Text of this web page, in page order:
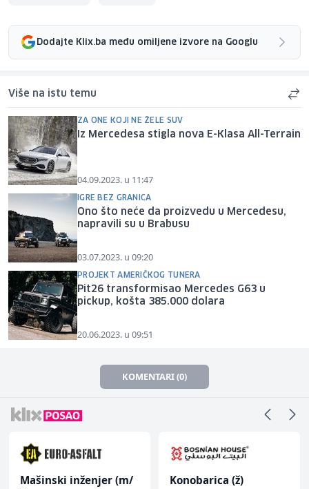
Dodajte Klix.ba među omiljene izvore na Googlu
Više na istu temu
ZA ONE KOJI NE ŽELE SUV
Iz Mercedesa stigla nova E-Klasa All-Terrain
04.09.2023. u 11:47
IGRE BEZ GRANICA
Ono što neće da proizvedu u Mercedesu,
napravili su u Brabusu
03.07.2023. u 09:20
PROJEKT AMERIČKOG TUNERA
Pit26 transformisao Mercedes G63 u
pickup, košta 385.000 dolara
20.06.2023. u 09:51
KOMENTARI (0)
Mašinski inženjer (m/
Konobarica (ž)